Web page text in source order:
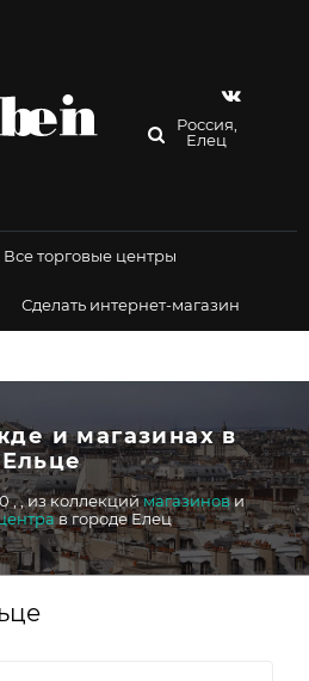
Россия,
Елец
Все торговые центры
Сделать интернет-магазин
и магазинах в
Ельце
,,из коллекциймагазинови
в городе Елец